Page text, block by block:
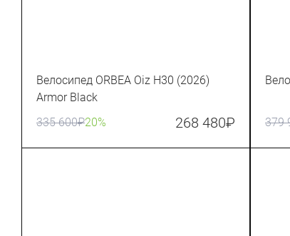
Велосипед ORBEA Oiz H30 (2026)
Armor Black
335 600₽20% 268 480₽ 379